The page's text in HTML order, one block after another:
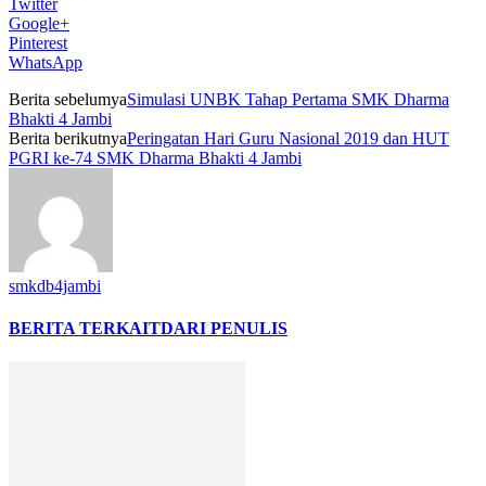
Google+
Pinterest
WhatsApp
Berita sebelumyaSimulasi UNBK Tahap Pertama SMK Dharma
Bhakti 4 Jambi
Berita berikutnyaPeringatan Hari Guru Nasional 2019 dan HUT
PGRI ke-74 SMK Dharma Bhakti 4 Jambi
smkdb4jambi
BERITA TERKAITDARI PENULIS